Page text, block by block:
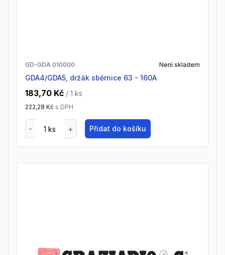
GD-GDA 010000 Není skladem
GDA4/GDA5, držák sběrnice 63 - 160A
183,70 Kč / 1 ks
222,28 Kč s DPH
Přidat do košíku